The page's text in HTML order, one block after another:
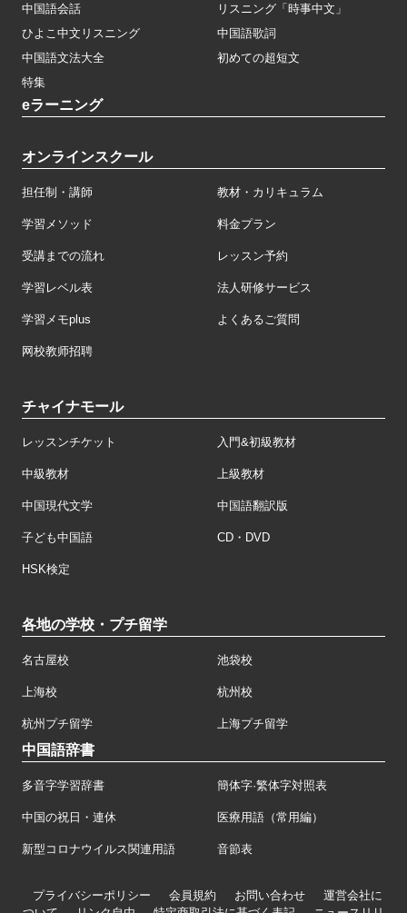
中国語会話
リスニング「時事中文」
ひよこ中文リスニング
中国語歌詞
中国語文法大全
初めての超短文
特集
eラーニング
オンラインスクール
担任制・講師 教材・カリキュラム
学習メソッド 料金プラン
受講までの流れ レッスン予約
学習レベル表 法人研修サービス
学習メモplus よくあるご質問
网校教师招聘
チャイナモール
レッスンチケット 入門&初級教材
中級教材 上級教材
中国現代文学 中国語翻訳版
子ども中国語 CD・DVD
HSK検定
各地の学校・プチ留学
名古屋校 池袋校
上海校 杭州校
杭州プチ留学 上海プチ留学
中国語辞書
多音字学習辞書 簡体字·繁体字対照表
中国の祝日・連休 医療用語（常用編）
新型コロナウイルス関連用語 音節表
プライバシーポリシー 会員規約 お問い合わせ
運営会社に